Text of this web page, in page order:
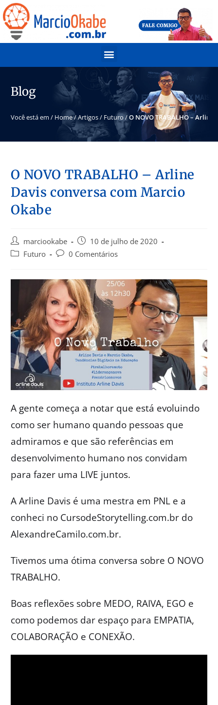
Blog
Você está em / Home/Artigos/ Futuro /O NOVO TRABALHO –
O NOVO TRABALHO – Arline
Davis conversa com Marcio
Okabe
marciookabe
10 de julho de 2020
Futuro
0 Comentários
A gente começa a notar que está evoluindo
como ser humano quando pessoas que
admiramos e que são referências em
desenvolvimento humano nos convidam
para fazer uma LIVE juntos.
A Arline Davis é uma mestra em PNL e a
conheci no CursodeStorytelling.com.br do
AlexandreCamilo.com.br.
Tivemos uma ótima conversa sobre O NOVO
TRABALHO.
Boas reflexões sobre MEDO, RAIVA, EGO e
como podemos dar espaço para EMPATIA,
COLABORAÇÃO e CONEXÃO.